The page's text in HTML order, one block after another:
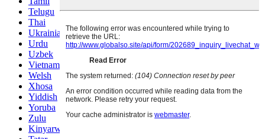
Telugu
Thai
Ukrainian
Urdu
Uzbek
Vietnamese
Welsh
Xhosa
Yiddish
Yoruba
Zulu
Kinyarwanda